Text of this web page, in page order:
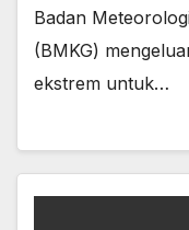
Badan
(BMKG)
ekstrem untuk…